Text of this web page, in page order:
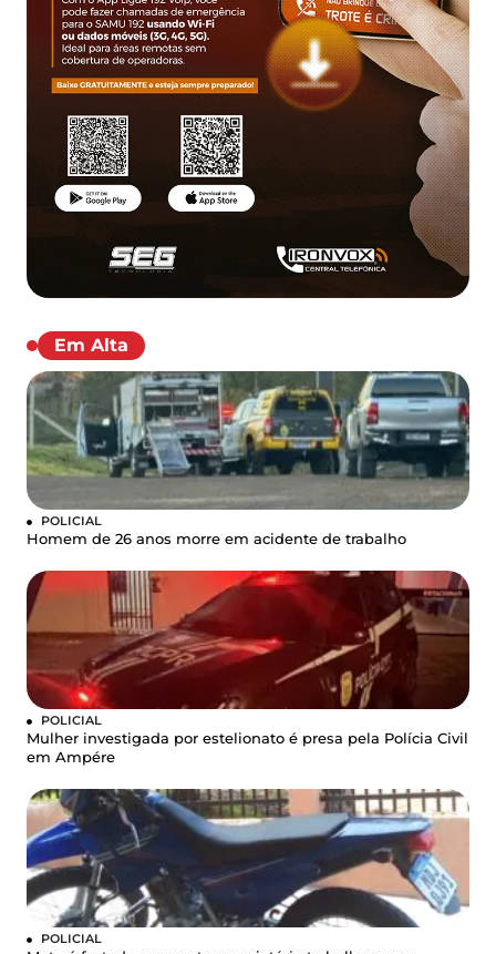
Em Alta
POLICIAL
Homem de 26 anos morre em acidente de trabalho
POLICIAL
Mulher investigada por estelionato é presa pela Polícia Civil
em Ampére
POLICIAL